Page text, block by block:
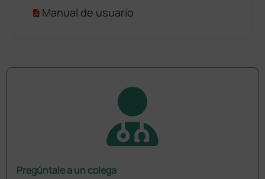
Manual de usuario
Pregúntale a un colega